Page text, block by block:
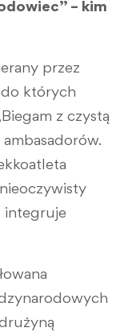
– kim
przez
których
z czystą
integruje